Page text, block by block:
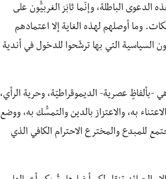
الدعوى الباطلة، وإنّما ثابَرَ الغربيُّون على
وما أوصلهم لهذه الغاية إلا اعتمادهم
السياسية التي بها ترشّحوا للدخول في أندية
-بألفاظٍ عصرية- الديموقراطيّة، وحرية الرأي،
به، والاعتزاز بالدين والتمسُّك به، ووضع
للمبدع والمخترع الاحترام الكافي الذي